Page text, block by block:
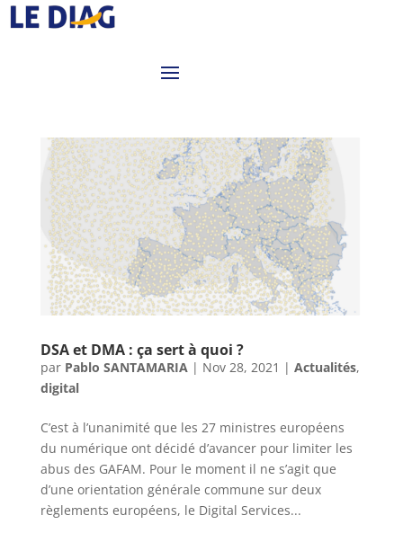
DSA et DMA : ça sert à quoi ?
par Pablo SANTAMARIA| Nov 28, 2021 | Actualités,
digital
C’est à l’unanimité que les 27 ministres européens
du numérique ont décidé d’avancer pour limiter les
abus des GAFAM. Pour le moment il ne s’agit que
d’une orientation générale commune sur deux
règlements européens, le Digital Services...